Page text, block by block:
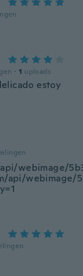
· 1 uploads
estoy
webimage/
api/webimage/